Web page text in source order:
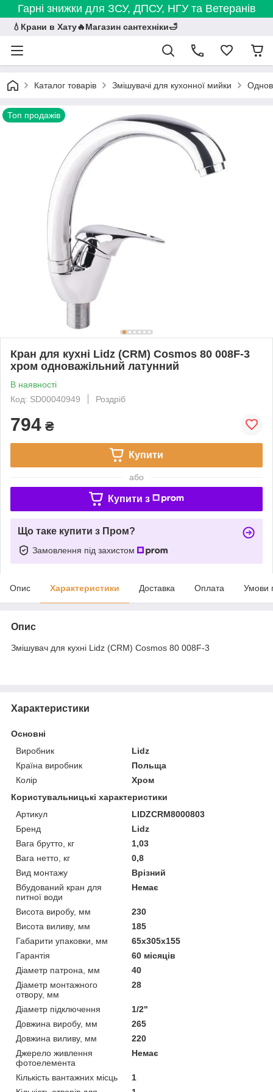
Гарні знижки для ЗСУ, ДПСУ, НГУ та Ветеранів
💧Крани в Хату🔥Магазин сантехніки🛁
Каталог товарів Змішувачі для кухонної мийки
Топ продажів
Кран для кухні Lidz (CRM) Cosmos 80 008F-3
хром одноважільний латунний
В наявності
Код: SD00040949
Роздріб
794 ₴
Купити
або
Купити з
Що таке купити з Пром?
Замовлення під захистом
Опис Характеристики Доставка Оплата Умови
Опис
Змішувач для кухні Lidz (CRM) Cosmos 80 008F-3
Характеристики
Основні
Виробник
Lidz
Країна виробник
Польща
Колір
Хром
Користувальницькі характеристики
Артикул
LIDZCRM8000803
Бренд
Lidz
Вага брутто, кг
1,03
Вага нетто, кг
0,8
Вид монтажу
Врізний
Вбудований кран для
питної води
Немає
Висота виробу, мм
230
Висота виливу, мм
185
Габарити упаковки, мм
65х305х155
Гарантія
60 місяців
Діаметр патрона, мм
40
Діаметр монтажного
отвору, мм
28
Діаметр підключення
1/2"
Довжина виробу, мм
265
Довжина виливу, мм
220
Джерело живлення
фотоелемента
Немає
Кількість вантажних місць
1